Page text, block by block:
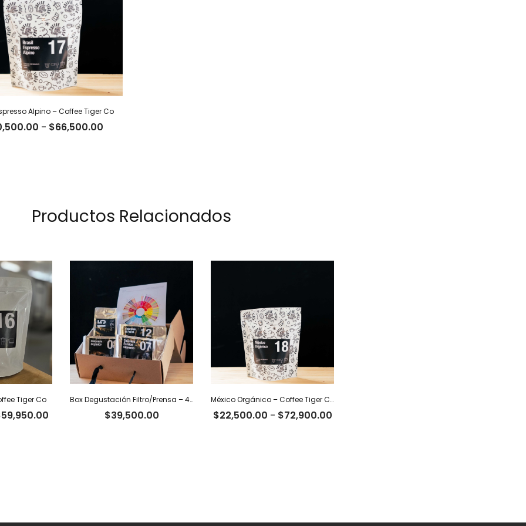
Alpino – Coffee Tiger Co
- $66,500.00
Productos Relacionados
Tiger Co
59,950.00
Box Degustación Filtro/Prensa – 400 g
$39,500.00
México Orgánico – Coffee Tiger Co
$22,500.00 - $72,900.00Rango